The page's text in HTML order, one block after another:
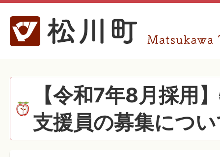
【令和7年8月採用
支援員の募集につ